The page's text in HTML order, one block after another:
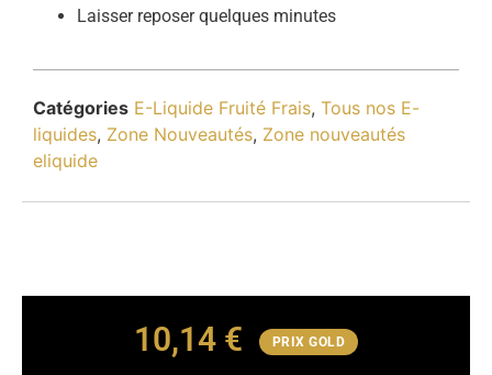
Laisser reposer quelques minutes
Catégories E-Liquide Fruité Frais, Tous nos E-
liquides, Zone Nouveautés, Zone nouveautés
eliquide
10,14 € PRIX GOLD